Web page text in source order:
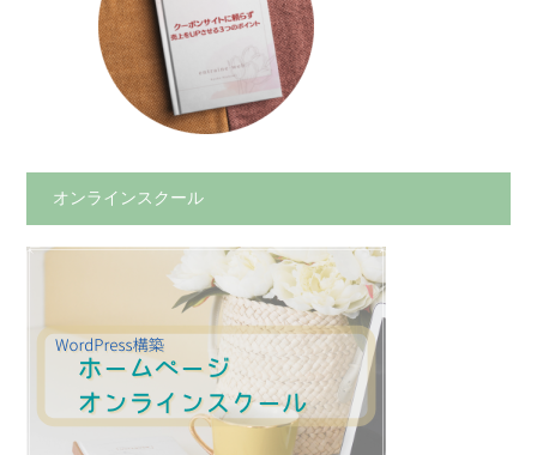
オンラインスクール